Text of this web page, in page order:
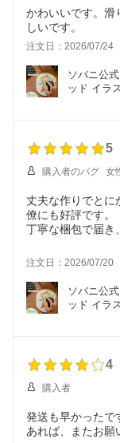
かわいいです。滑
しいです。
注文日：2026/07/24
ソバニ公
ッド イラ
5
購入者のパグ 女
丈夫な作りでとに
僚にも好評です。
丁寧な梱包で届き
注文日：2026/07/20
ソバニ公
ッド イラ
4
購入者
発送も早かったで
あれば、またお願